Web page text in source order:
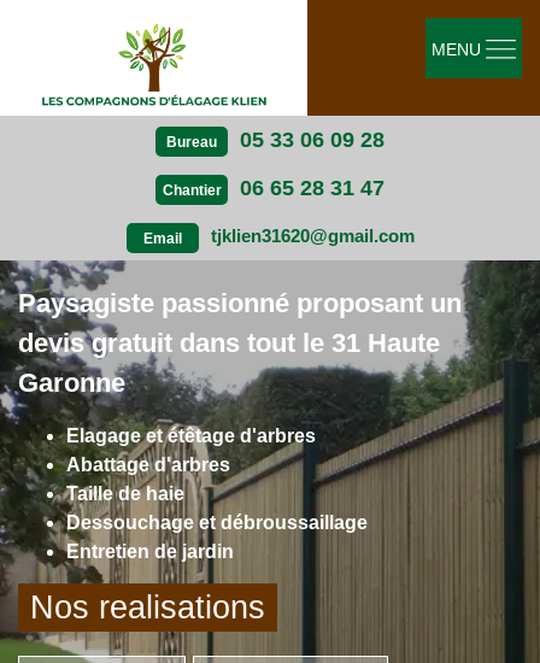
Bureau 05 33 06 09 28
Chantier 06 65 28 31 47
Email tjklien31620@gmail.com
MENU
Paysagiste passionné proposant un
devis gratuit dans tout le 31 Haute
Garonne
Elagage et étêtage d'arbres
Abattage d'arbres
Taille de haie
Dessouchage et débroussaillage
Entretien de jardin
Nos realisations